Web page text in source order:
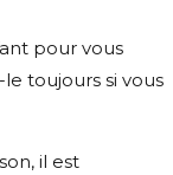
pour vous
toujours si vous
il est